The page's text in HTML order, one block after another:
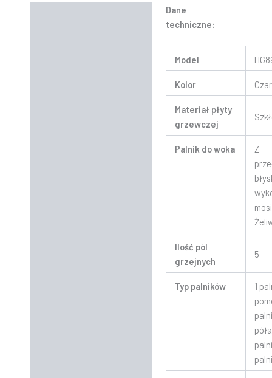
Dane
techniczne:
Model
Kolor
Materiał płyty
grzewczej
Palnik do woka
Z
Ilość pól
grzejnych
5
Typ palników
1